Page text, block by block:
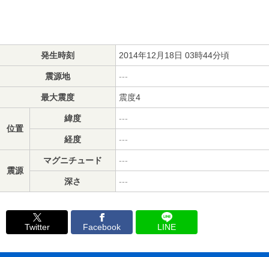
発生時刻 2014年12月18日 03時44分頃
震源地 ---
最大震度 震度4
位置
緯度 ---
経度 ---
震源
マグニチュード ---
深さ ---
Twitter Facebook LINE